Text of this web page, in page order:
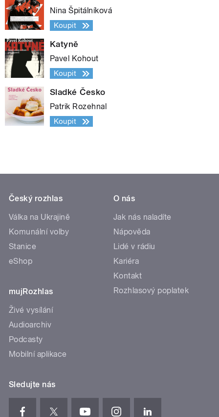
Nina Špitálníková
Koupit
Katyně
Pavel Kohout
Koupit
Sladké Česko
Patrik Rozehnal
Koupit
Český rozhlas
Válka na Ukrajině
Komunální volby
Stanice
eShop
mujRozhlas
Živé vysílání
Audioarchiv
Podcasty
Mobilní aplikace
O nás
Jak nás naladíte
Nápověda
Lidé v rádiu
Kariéra
Kontakt
Rozhlasový poplatek
Sledujte nás